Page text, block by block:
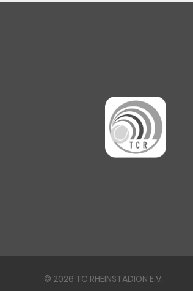
© 2026 TC RHEINSTADION E.V.